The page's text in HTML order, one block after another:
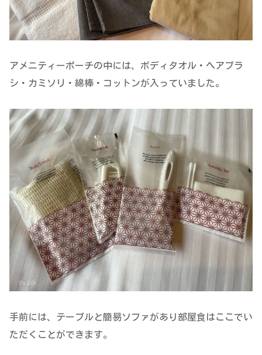
アメニティーポーチの中には、ボディタオル・ヘアブラ
シ・カミソリ・綿棒・コットンが入っていました。
手前には、テーブルと簡易ソファがあり部屋食はここでい
ただくことができます。